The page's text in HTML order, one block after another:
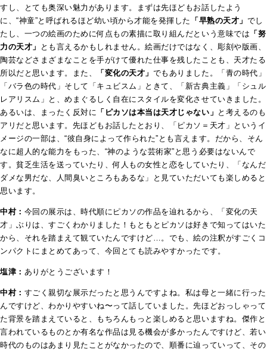
すし、とても奥深い魅力があります。まずは先ほどもお話したよう
に、“神童”と呼ばれるほど幼い頃から才能を発揮した 「早熟の天才」 でし
たし、一つの絵画のために何点もの素描に取り組んだという意味では 「努
力の天才」
とも言えるかもしれません。絵画だけではなく、彫刻や版画、
陶芸などさまざまなことを手がけて優れた仕事を残したことも、天才たる
所以だと思います。また、
「変化の天才」 でもありました。「青の時代」
「バラ色の時代」そして「キュビスム」ときて、「新古典主義」「シュル
レアリスム」と、めまぐるしく自在にスタイルを変化させていきました。
あるいは、まったく反対に 「ピカソは本当は天才じゃない」 と考えるのも
アリだと思います。先ほどもお話したとおり、「ピカソ＝天才」というイ
メージの一部は、“彼自身によって作られた”とも言えます。だから、そん
なに超人的な能力をもった、“神のような芸術家”と思う必要はないんで
す。貧乏生活を送っていたり、何人もの女性と恋をしていたり、「なんだ
ダメな男だな、人間臭いところもあるな」と見ていただいても楽しめると
思います。
中村： 今回の展示は、時代順にピカソの作品を辿れるから、「変化の天
才」ぶりは、すごくわかりました！もともとピカソは好きで知ってはいた
から、それを踏まえて観ていたんですけど…。でも、絵の注釈がすごくコ
ンパクトにまとめてあって、今回とても読みやすかったです。
塩津： ありがとうございます！
中村： すごく親切な展示だったと思うんですよね。私は母と一緒に行った
んですけど、わかりやすいね〜って話していました。先ほどおっしゃって
た背景を踏まえていると、もちろんもっと楽しめると思いますね。傑作と
言われているものとか有名な作品は見る機会が多かったんですけど、若い
時代のものはあまり見たことがなかったので、順番に辿っていって、その